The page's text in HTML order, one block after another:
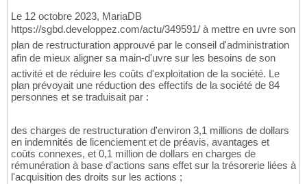
Le 12 octobre 2023, MariaDB
https://sgbd.developpez.com/actu/349591/ à mettre en uvre son
plan de restructuration approuvé par le conseil d'administration
afin de mieux aligner sa main-d'uvre sur les besoins de son
activité et de réduire les coûts d'exploitation de la société. Le
plan prévoyait une réduction des effectifs de la société de 84
personnes et se traduisait par :
des charges de restructuration d'environ 3,1 millions de dollars
en indemnités de licenciement et de préavis, avantages et
coûts connexes, et 0,1 million de dollars en charges de
rémunération à base d'actions sans effet sur la trésorerie liées à
l'acquisition des droits sur les actions ;